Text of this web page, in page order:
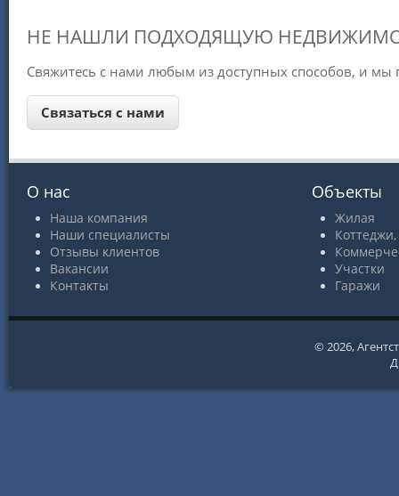
НЕ НАШЛИ ПОДХОДЯЩУЮ
Свяжитесь с нами любым из доступных способов, и
О нас
Наша компания
Наши специалисты
Отзывы клиентов
Вакансии
Контакты
Объекты
Жилая
Участки
Гаражи
© 2026,